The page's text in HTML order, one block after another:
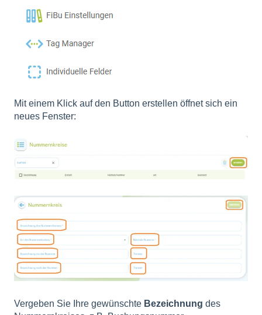
Mit einem Klick auf den Button erstellen öffnet sich ein
neues Fenster:
Vergeben Sie Ihre gewünschte Bezeichnung des